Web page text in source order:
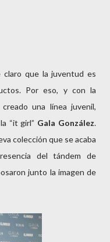
claro que la juventud es
Por eso, y con la
una línea juvenil,
“it girl” Gala González.
colección que se acaba
del tándem de
junto la imagen de